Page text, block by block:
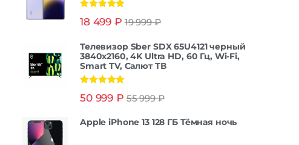
из 5
18 499 ₽ 19 999₽
Телевизор Sber SDX 65U4121 черный
3840x2160, 4K Ultra HD, 60 Гц, Wi-Fi,
Smart TV, Салют ТВ
из 5
50 999 ₽ 55 999₽
Apple iPhone 13 128 ГБ Тёмная ночь